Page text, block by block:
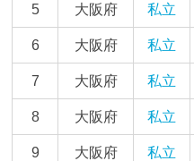
5 大阪府 私立
6 大阪府 私立
7 大阪府 私立
8 大阪府 私立
9 大阪府 私立